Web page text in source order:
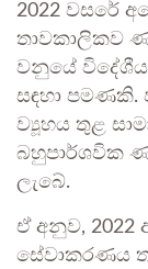
2022 වසරේ
තාවකාලිකව
වනුයේ
සඳහා පමණකි.
ව්‍යූහය තුළ
බහුපාර්ශවික
ලැබේ.
ඒ අනුව, 2022
සේවාකරණය